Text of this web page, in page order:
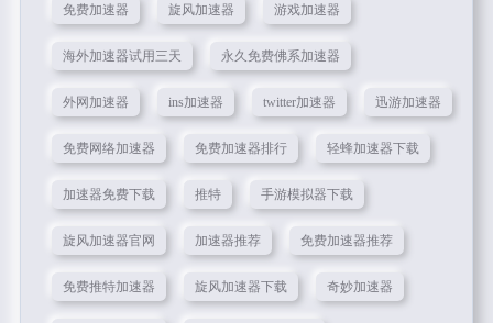
免费加速器 旋风加速器 游戏加速器
海外加速器试用三天 永久免费佛系加速器
外网加速器 ins加速器 twitter加速器 迅游加速器
免费网络加速器 免费加速器排行 轻蜂加速器下载
加速器免费下载 推特 手游模拟器下载
旋风加速器官网 加速器推荐 免费加速器推荐
免费推特加速器 旋风加速器下载 奇妙加速器